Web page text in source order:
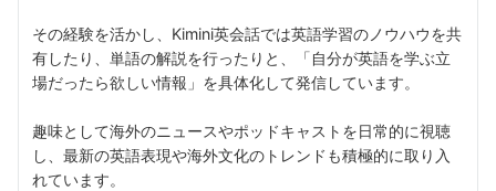
その経験を活かし、Kimini英会話では英語学習のノウハウを共
有したり、単語の解説を行ったりと、「自分が英語を学ぶ立
場だったら欲しい情報」を具体化して発信しています。
趣味として海外のニュースやポッドキャストを日常的に視聴
し、最新の英語表現や海外文化のトレンドも積極的に取り入
れています。